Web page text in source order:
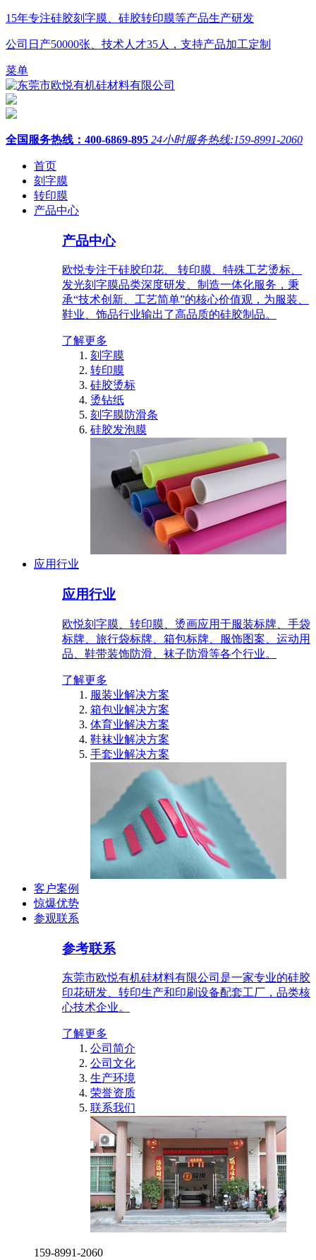
15年专注硅胶刻字膜、硅胶转印膜等产品生产研发
公司日产50000张、技术人才35人 ，支持产品加工定制
菜单
全国服务热线： 400-6869-895 24小时服务热线:159-8991-2060
首页
刻字膜
转印膜
产品中心
产品中心
欧悦专注于硅胶印花、 转印膜、特殊工艺烫标、
发光刻字膜品类深度研发、制造一体化服务，秉
承“技术创新、工艺简单”的核心价值观，为服装、
鞋业、饰品行业输出了高品质的硅胶制品。
了解更多
刻字膜
转印膜
硅胶烫标
烫钻纸
刻字膜防滑条
硅胶发泡膜
应用行业
应用行业
欧悦刻字膜、转印膜、烫画应用于服装标牌、手袋
标牌、旅行袋标牌、箱包标牌、服饰图案、运动用
品、鞋带装饰防滑、袜子防滑等各个行业。
了解更多
服装业解决方案
箱包业解决方案
体育业解决方案
鞋袜业解决方案
手套业解决方案
客户案例
惊爆优势
参观联系
参考联系
东莞市欧悦有机硅材料有限公司是一家专业的硅胶
印花研发、转印生产和印刷设备配套工厂，品类核
心技术企业。
了解更多
公司简介
公司文化
生产环境
荣誉资质
联系我们
159-8991-2060